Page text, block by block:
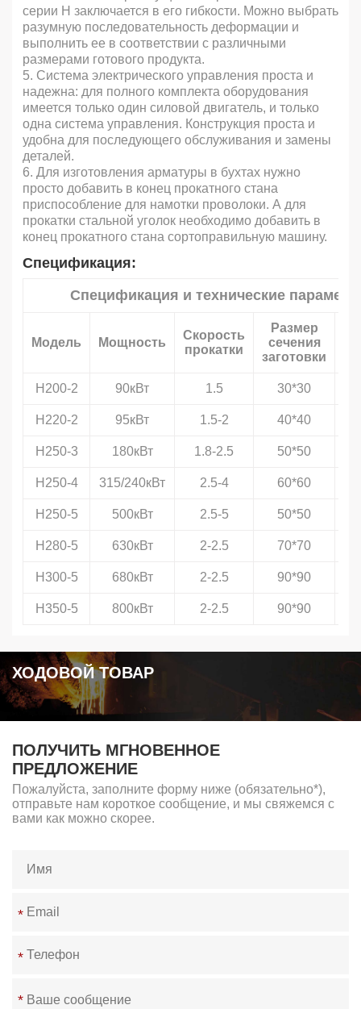
серии H заключается в его гибкости. Можно выбрать
разумную последовательность деформации и
выполнить ее в соответствии с различными
размерами готового продукта.
5. Система электрического управления проста и
надежна: для полного комплекта оборудования
имеется только один силовой двигатель, и только
одна система управления. Конструкция проста и
удобна для последующего обслуживания и замены
деталей.
6. Для изготовления арматуры в бухтах нужно
просто добавить в конец прокатного стана
приспособление для намотки проволоки. А для
прокатки стальной уголок необходимо добавить в
конец прокатного стана сортоправильную машину.
Спецификация:
Спецификация и технические
Модель Мощность
Скорость
прокатки
Размер
сечения
заготовки
H200-2 90кВт 1.5 30*30
H220-2 95кВт 1.5-2 40*40
H250-3 180кВт 1.8-2.5 50*50
H250-4 315/240кВт 2.5-4 60*60
H250-5 500кВт 2.5-5 50*50
H280-5 630кВт 2-2.5 70*70
H300-5 680кВт 2-2.5 90*90
H350-5 800кВт 2-2.5 90*90
ХОДОВОЙ ТОВАР
ПОЛУЧИТЬ МГНОВЕННОЕ
ПРЕДЛОЖЕНИЕ
Пожалуйста, заполните форму ниже (обязательно*),
отправьте нам короткое сообщение, и мы свяжемся с
вами как можно скорее.
*
*
*